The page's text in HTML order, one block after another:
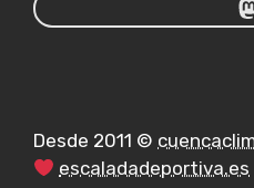
Desde 2011 ©
escaladadeportiva.es